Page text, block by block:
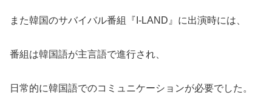
また韓国のサバイバル番組『I-LAND』に出演時には、
番組は韓国語が主言語で進行され、
日常的に韓国語でのコミュニケーションが必要でした。